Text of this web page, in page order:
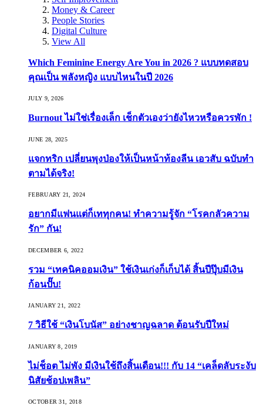
Money & Career
People Stories
Digital Culture
View All
Which Feminine Energy Are You in 2026 ? แบบทดสอบ
คุณเป็น พลังหญิง แบบไหนในปี 2026
JULY 9, 2026
Burnout ไม่ใช่เรื่องเล็ก เช็กตัวเองว่ายังไหวหรือควรพัก !
JUNE 28, 2025
แจกทริก เปลี่ยนพุงป่องให้เป็นหน้าท้องลีน เอวสับ ฉบับทำ
ตามได้จริง!
FEBRUARY 21, 2024
อยากมีแฟนแต่ก็เททุกคน! ทำความรู้จัก “โรคกลัวความ
รัก” กัน!
DECEMBER 6, 2022
รวม “เทคนิคออมเงิน” ใช้เงินเก่งก็เก็บได้ สิ้นปีปุ๊บมีเงิน
ก้อนปั๊บ!
JANUARY 21, 2022
7 วิธีใช้ “เงินโบนัส” อย่างชาญฉลาด ต้อนรับปีใหม่
JANUARY 8, 2019
ไม่ช็อต ไม่พัง มีเงินใช้ถึงสิ้นเดือน!!! กับ 14 “เคล็ดลับระงับ
นิสัยช้อปเพลิน”
OCTOBER 31, 2018